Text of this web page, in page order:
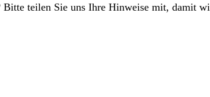
teilen Sie uns Ihre Hinweise mit, damit